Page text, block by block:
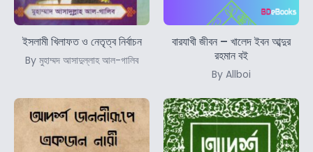
ইসলামী খিলাফত ও নেতৃত্ব নির্বাচন
By মুহাম্মদ আসাদুল্লাহ আল-গালিব
বারযাখী জীবন – খালেদ ইবন আব্দুর
রহমান বই
By Allboi